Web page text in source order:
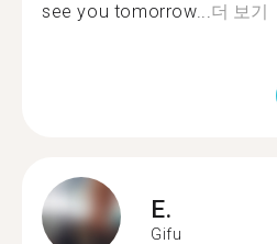
see you tomorrow...더 보기
E.
Gifu